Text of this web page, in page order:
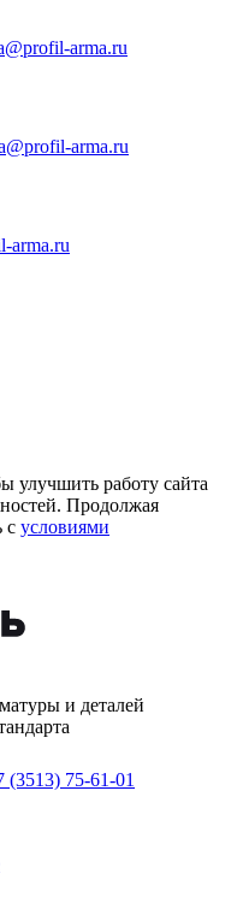
arma.ru
arma.ru
arma.ru
улучшить работу сайта
Продолжая
с условиями
и деталей
(3513) 75-61-01